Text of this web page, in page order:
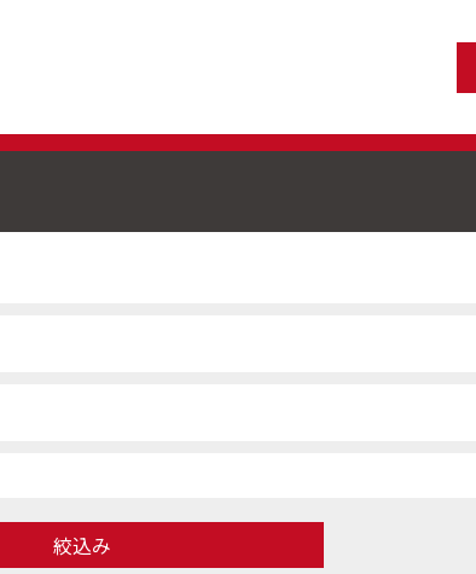
絞込み